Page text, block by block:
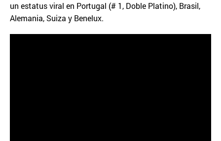
un estatus viral en Portugal (# 1, Doble Platino), Brasil,
Alemania, Suiza y Benelux.